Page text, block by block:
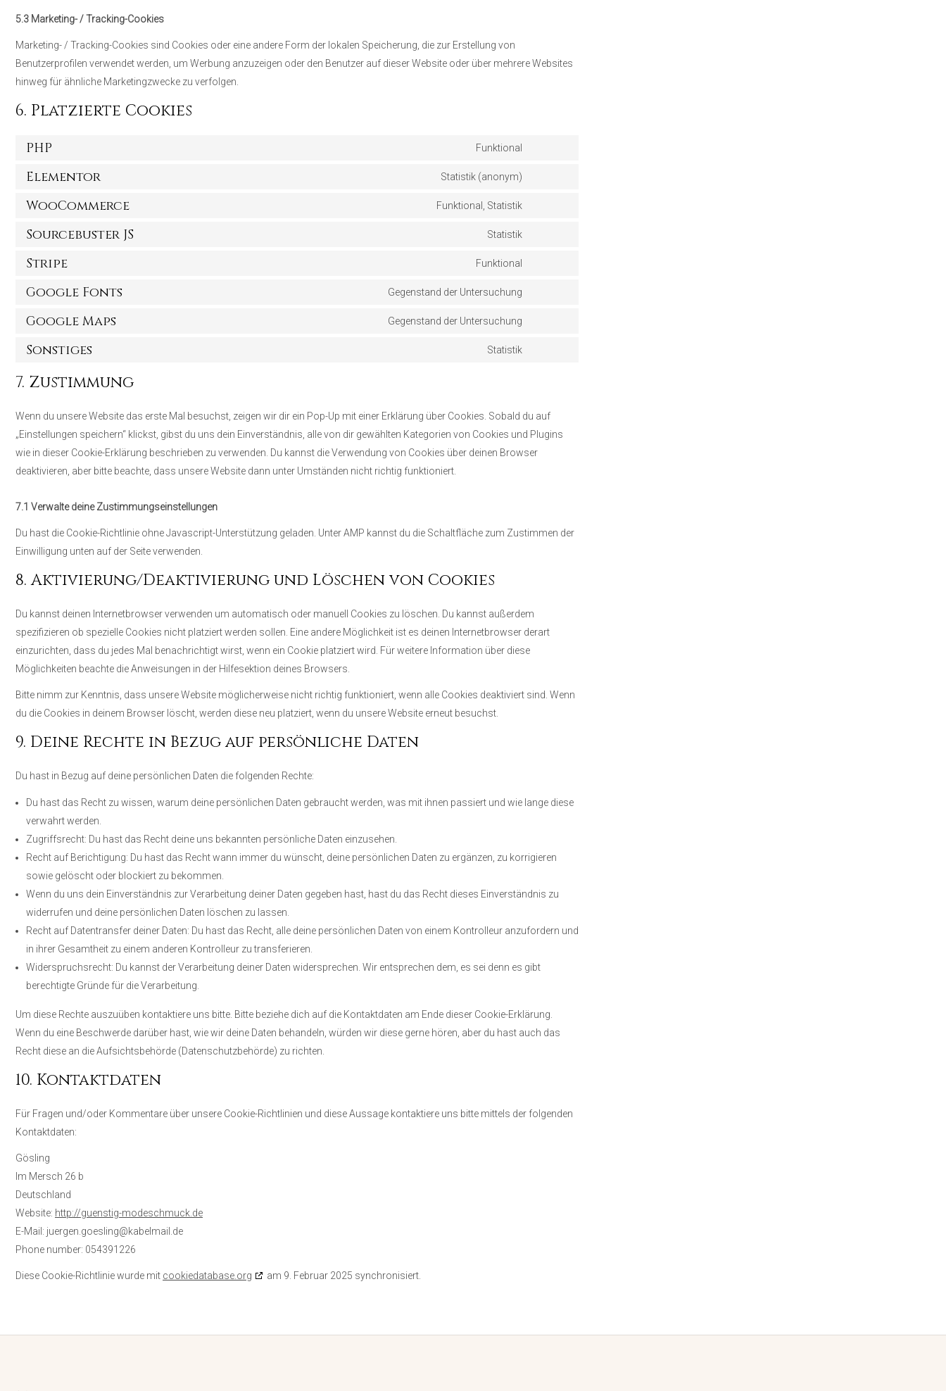
5.3 Marketing- / Tracking-Cookies
Marketing- / Tracking-Cookies sind Cookies oder eine andere Form der lokalen Speicherung, die zur Erstellung von
Benutzerprofilen verwendet werden, um Werbung anzuzeigen oder den Benutzer auf dieser Website oder über mehrere Websites
hinweg für ähnliche Marketingzwecke zu verfolgen.
6. Platzierte Cookies
PHP Funktional
Elementor Statistik (anonym)
WooCommerce Funktional, Statistik
Sourcebuster JS Statistik
Stripe Funktional
Google Fonts Gegenstand der Untersuchung
Google Maps Gegenstand der Untersuchung
Sonstiges Statistik
7. Zustimmung
Wenn du unsere Website das erste Mal besuchst, zeigen wir dir ein Pop-Up mit einer Erklärung über Cookies. Sobald du auf
„Einstellungen speichern“ klickst, gibst du uns dein Einverständnis, alle von dir gewählten Kategorien von Cookies und Plugins
wie in dieser Cookie-Erklärung beschrieben zu verwenden. Du kannst die Verwendung von Cookies über deinen Browser
deaktivieren, aber bitte beachte, dass unsere Website dann unter Umständen nicht richtig funktioniert.
7.1 Verwalte deine Zustimmungseinstellungen
Du hast die Cookie-Richtlinie ohne Javascript-Unterstützung geladen. Unter AMP kannst du die Schaltfläche zum Zustimmen der
Einwilligung unten auf der Seite verwenden.
8. Aktivierung/Deaktivierung und Löschen von Cookies
Du kannst deinen Internetbrowser verwenden um automatisch oder manuell Cookies zu löschen. Du kannst außerdem
spezifizieren ob spezielle Cookies nicht platziert werden sollen. Eine andere Möglichkeit ist es deinen Internetbrowser derart
einzurichten, dass du jedes Mal benachrichtigt wirst, wenn ein Cookie platziert wird. Für weitere Information über diese
Möglichkeiten beachte die Anweisungen in der Hilfesektion deines Browsers.
Bitte nimm zur Kenntnis, dass unsere Website möglicherweise nicht richtig funktioniert, wenn alle Cookies deaktiviert sind. Wenn
du die Cookies in deinem Browser löscht, werden diese neu platziert, wenn du unsere Website erneut besuchst.
9. Deine Rechte in Bezug auf persönliche Daten
Du hast in Bezug auf deine persönlichen Daten die folgenden Rechte:
Du hast das Recht zu wissen, warum deine persönlichen Daten gebraucht werden, was mit ihnen passiert und wie lange diese
verwahrt werden.
Zugriffsrecht: Du hast das Recht deine uns bekannten persönliche Daten einzusehen.
Recht auf Berichtigung: Du hast das Recht wann immer du wünscht, deine persönlichen Daten zu ergänzen, zu korrigieren
sowie gelöscht oder blockiert zu bekommen.
Wenn du uns dein Einverständnis zur Verarbeitung deiner Daten gegeben hast, hast du das Recht dieses Einverständnis zu
widerrufen und deine persönlichen Daten löschen zu lassen.
Recht auf Datentransfer deiner Daten: Du hast das Recht, alle deine persönlichen Daten von einem Kontrolleur anzufordern und
in ihrer Gesamtheit zu einem anderen Kontrolleur zu transferieren.
Widerspruchsrecht: Du kannst der Verarbeitung deiner Daten widersprechen. Wir entsprechen dem, es sei denn es gibt
berechtigte Gründe für die Verarbeitung.
Um diese Rechte auszuüben kontaktiere uns bitte. Bitte beziehe dich auf die Kontaktdaten am Ende dieser Cookie-Erklärung.
Wenn du eine Beschwerde darüber hast, wie wir deine Daten behandeln, würden wir diese gerne hören, aber du hast auch das
Recht diese an die Aufsichtsbehörde (Datenschutzbehörde) zu richten.
10. Kontaktdaten
Für Fragen und/oder Kommentare über unsere Cookie-Richtlinien und diese Aussage kontaktiere uns bitte mittels der folgenden
Kontaktdaten:
Gösling
Im Mersch 26 b
Deutschland
Website: http://guenstig-modeschmuck.de
E-Mail: juergen.goesling@kabelmail.de
Phone number: 054391226
Diese Cookie-Richtlinie wurde mit cookiedatabase.org am 9. Februar 2025 synchronisiert.